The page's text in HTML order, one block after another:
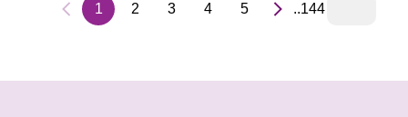
1 2 3 4 5 ..144